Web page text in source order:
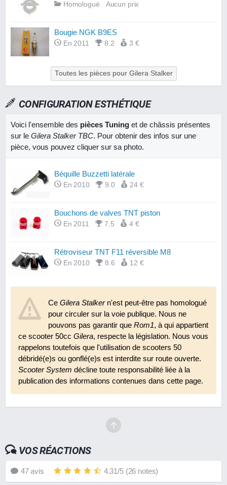
Homologué Aucun prix
Bougie NGK B9ES
En 2011 8.2 3 €
Toutes les pièces pour Gilera Stalker
CONFIGURATION ESTHÉTIQUE
Voici l'ensemble des pièces Tuning et de châssis présentes
sur le Gilera Stalker TBC. Pour obtenir des infos sur une
pièce, vous pouvez cliquer sur sa photo.
Béquille Buzzetti latérale
En 2010 9.0 24 €
Bouchons de valves TNT piston
En 2011 7.5 4 €
Rétroviseur TNT F11 réversible M8
En 2010 8.6 12 €
CeGilera Stalkern'est peut-être pas homologué
pour circuler sur la voie publique. Nous ne
pouvons pas garantir queRom1, à qui appartient
ce scooter 50cc Gilera, respecte la législation. Nous vous
rappelons toutefois que l'utilisation de scooters 50
débridé(e)s ou gonflé(e)s est interdite sur route ouverte.
Scooter System décline toute responsabilité liée à la
publication des informations contenues dans cette page.
VOS RÉACTIONS
47avis 4.31/5(26 notes)